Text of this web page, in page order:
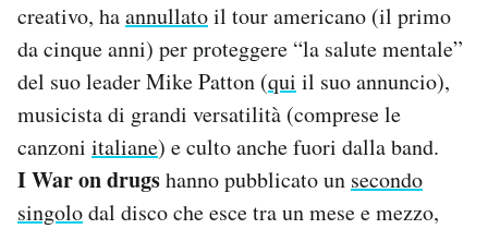
Notifiche mobile
Regala il Post
Hai bisogno di aiuto?
creativo, haannullatoil tour americano (il primo
da cinque anni) per proteggere “la salute mentale”
del suo leader Mike Patton (qui il suo annuncio),
musicista di grandi versatilità (comprese le
canzoni italiane) e culto anche fuori dalla band.
I War on drugshanno pubblicato un secondo
singolodal disco che esce tra un mese e mezzo,